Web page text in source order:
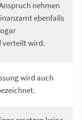
nehmen
ebenfalls
verteilt wird.
wird auch